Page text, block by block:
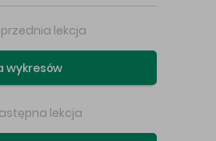
lekcja
wykresów
lekcja